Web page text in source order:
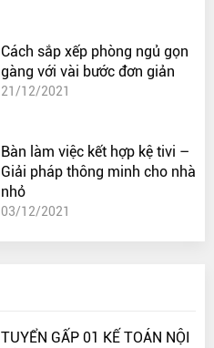
Cách sắp xếp phòng ngủ gọn
gàng với vài bước đơn giản
21/12/2021
Bàn làm việc kết hợp kệ tivi –
Giải pháp thông minh cho nhà
nhỏ
03/12/2021
TUYỂN GẤP 01 KẾ TOÁN NỘI